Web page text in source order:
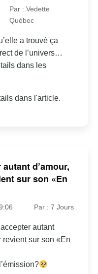
Par : Vedette
Québec
a trouvé ça
de l’univers…
dans les
dans l'article.
d’amour,
sur son «En
Par : 7 Jours
autant
revient sur son «En